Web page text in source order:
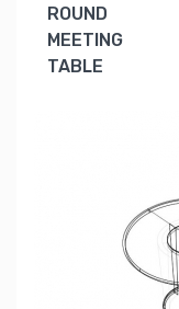
ROUND
MEETING
TABLE